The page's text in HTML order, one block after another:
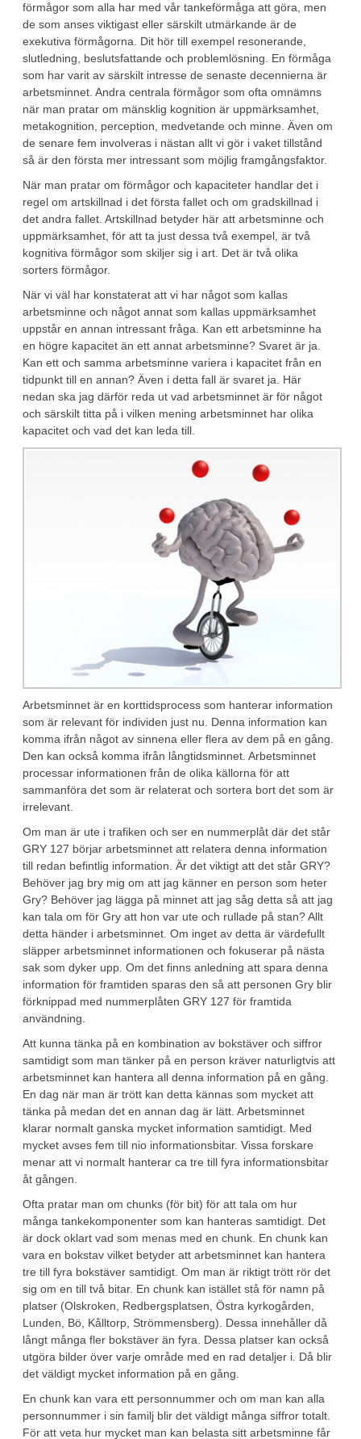
förmågor som alla har med vår tankeförmåga att göra, men
de som anses viktigast eller särskilt utmärkande är de
exekutiva förmågorna. Dit hör till exempel resonerande,
slutledning, beslutsfattande och problemlösning. En förmåga
som har varit av särskilt intresse de senaste decennierna är
arbetsminnet. Andra centrala förmågor som ofta omnämns
när man pratar om mänsklig kognition är uppmärksamhet,
metakognition, perception, medvetande och minne. Även om
de senare fem involveras i nästan allt vi gör i vaket tillstånd
så är den första mer intressant som möjlig framgångsfaktor.
När man pratar om förmågor och kapaciteter handlar det i
regel om artskillnad i det första fallet och om gradskillnad i
det andra fallet. Artskillnad betyder här att arbetsminne och
uppmärksamhet, för att ta just dessa två exempel, är två
kognitiva förmågor som skiljer sig i art. Det är två olika
sorters förmågor.
När vi väl har konstaterat att vi har något som kallas
arbetsminne och något annat som kallas uppmärksamhet
uppstår en annan intressant fråga. Kan ett arbetsminne ha
en högre kapacitet än ett annat arbetsminne? Svaret är ja.
Kan ett och samma arbetsminne variera i kapacitet från en
tidpunkt till en annan? Även i detta fall är svaret ja. Här
nedan ska jag därför reda ut vad arbetsminnet är för något
och särskilt titta på i vilken mening arbetsminnet har olika
kapacitet och vad det kan leda till.
Arbetsminnet är en korttidsprocess som hanterar information
som är relevant för individen just nu. Denna information kan
komma ifrån något av sinnena eller flera av dem på en gång.
Den kan också komma ifrån långtidsminnet. Arbetsminnet
processar informationen från de olika källorna för att
sammanföra det som är relaterat och sortera bort det som är
irrelevant.
Om man är ute i trafiken och ser en nummerplåt där det står
GRY 127 börjar arbetsminnet att relatera denna information
till redan befintlig information. Är det viktigt att det står GRY?
Behöver jag bry mig om att jag känner en person som heter
Gry? Behöver jag lägga på minnet att jag såg detta så att jag
kan tala om för Gry att hon var ute och rullade på stan? Allt
detta händer i arbetsminnet. Om inget av detta är värdefullt
släpper arbetsminnet informationen och fokuserar på nästa
sak som dyker upp. Om det finns anledning att spara denna
information för framtiden sparas den så att personen Gry blir
förknippad med nummerplåten GRY 127 för framtida
användning.
Att kunna tänka på en kombination av bokstäver och siffror
samtidigt som man tänker på en person kräver naturligtvis att
arbetsminnet kan hantera all denna information på en gång.
En dag när man är trött kan detta kännas som mycket att
tänka på medan det en annan dag är lätt. Arbetsminnet
klarar normalt ganska mycket information samtidigt. Med
mycket avses fem till nio informationsbitar. Vissa forskare
menar att vi normalt hanterar ca tre till fyra informationsbitar
åt gången.
Ofta pratar man om chunks (för bit) för att tala om hur
många tankekomponenter som kan hanteras samtidigt. Det
är dock oklart vad som menas med en chunk. En chunk kan
vara en bokstav vilket betyder att arbetsminnet kan hantera
tre till fyra bokstäver samtidigt. Om man är riktigt trött rör det
sig om en till två bitar. En chunk kan istället stå för namn på
platser (Olskroken, Redbergsplatsen, Östra kyrkogården,
Lunden, Bö, Kålltorp, Strömmensberg). Dessa innehåller då
långt många fler bokstäver än fyra. Dessa platser kan också
utgöra bilder över varje område med en rad detaljer i. Då blir
det väldigt mycket information på en gång.
En chunk kan vara ett personnummer och om man kan alla
personnummer i sin familj blir det väldigt många siffror totalt.
För att veta hur mycket man kan belasta sitt arbetsminne får